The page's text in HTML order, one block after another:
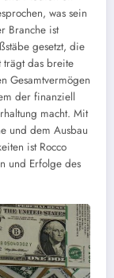
was sein
Branche ist
gesetzt, die
trägt das breite
Gesamtvermögen
der finanziell
macht. Mit
und dem Ausbau
ist Rocco
und Erfolge des